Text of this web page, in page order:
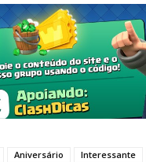
Aniversário Interessante